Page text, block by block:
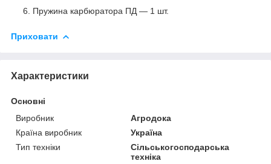
Пружина карбюратора ПД — 1 шт.
Приховати
Характеристики
Основні
Виробник
Агродока
Країна виробник
Україна
Тип техніки
Сільськогосподарська
техніка